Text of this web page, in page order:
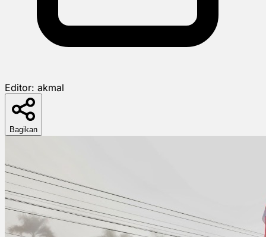
Editor: akmal
Bagikan